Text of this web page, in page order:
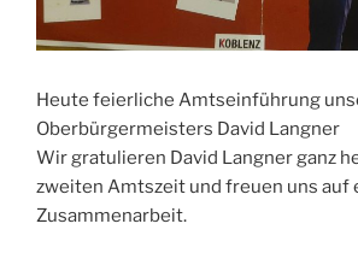
Heute feierliche Amtseinführung
Oberbürgermeisters David Langner
Wir gratulieren David Langner ganz
zweiten Amtszeit und freuen uns auf
Zusammenarbeit.